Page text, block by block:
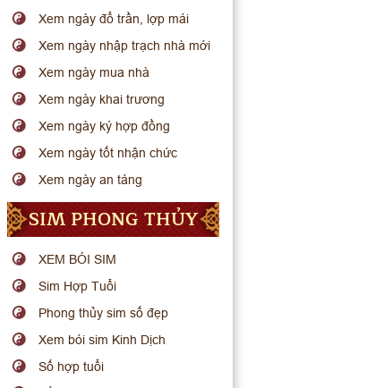
Xem ngày đổ trần, lợp mái
Xem ngày nhập trạch nhà mới
Xem ngày mua nhà
Xem ngày khai trương
Xem ngày ký hợp đồng
Xem ngày tốt nhận chức
Xem ngày an táng
SIM PHONG THỦY
XEM BÓI SIM
Sim Hợp Tuổi
Phong thủy sim số đẹp
Xem bói sim Kinh Dịch
Số hợp tuổi